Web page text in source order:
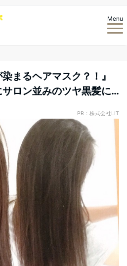
Menu
まるヘアマスク？！』
サロン並みのツヤ黒髪に…
PR：株式会社LIT